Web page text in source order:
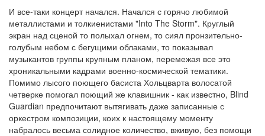
И все-таки концерт начался. Начался с горячо любимой
металлистами и толкиенистами "Into The Storm". Круглый
экран над сценой то полыхал огнем, то сиял пронзительно-
голубым небом с бегущими облаками, то показывал
музыкантов группы крупным планом, перемежая все это
хроникальными кадрами военно-космической тематики.
Помимо лысого поющего басиста Хольцварта волосатой
четверке помогал поющий же клавишник - как известно, Blind
Guardian предпочитают вытягивать даже записанные с
оркестром композиции, коих к настоящему моменту
набралось весьма солидное количество, вживую, без помощи